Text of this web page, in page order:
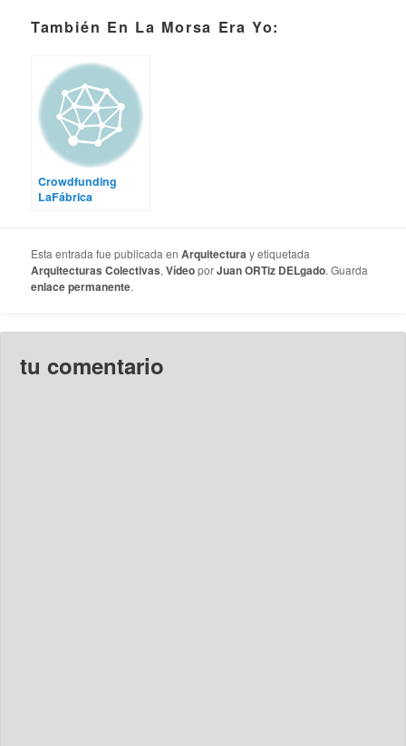
También En La Morsa Era Yo:
Crowdfunding
LaFábrica
Esta entrada fue publicada enArquitecturay etiquetada
Arquitecturas Colectivas,VídeoporJuan ORTiz DELgado. Guarda
enlace permanente.
tu comentario